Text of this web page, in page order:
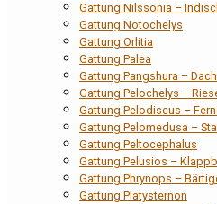
Gattung Nilssonia –
Gattung Notochelys
Gattung Orlitia
Gattung Palea
Gattung Pangshura –
Gattung Pelochelys –
Gattung Pelodiscus –
Gattung Pelomedusa –
Gattung Peltocephalus
Gattung Pelusios –
Gattung Phrynops –
Gattung Platysternon